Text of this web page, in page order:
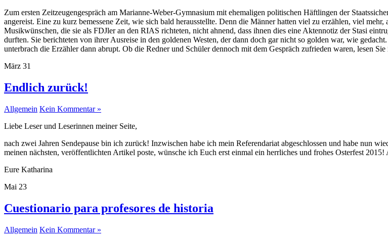
Zum ersten Zeitzeugengespräch am Marianne-Weber-Gymnasium mit ehemaligen politischen Häftlingen der
angereist. Eine zu kurz bemessene Zeit, wie sich bald herausstellte. Denn die Männer hatten viel zu erzählen, viel
Musikwünschen, die sie als FDJler an den RIAS richteten, nicht ahnend, dass ihnen dies eine Aktennotiz der Stasi
durften. Sie berichteten von ihrer Ausreise in den goldenen Westen, der dann doch gar nicht so golden war, wie
unterbrach die Erzähler dann abrupt. Ob die Redner und Schüler dennoch mit dem Gespräch zufrieden waren, lesen Sie
März 31
Endlich zurück!
Allgemein Kein Kommentar »
Liebe Leser und Leserinnen meiner Seite,
nach zwei Jahren Sendepause bin ich zurück! Inzwischen habe ich mein Referendariat abgeschlossen und habe nun
meinen nächsten, veröffentlichten Artikel poste, wünsche ich Euch erst einmal ein herrliches und frohes Osterfest
Eure Katharina
Mai 23
Cuestionario para profesores de historia
Allgemein Kein Kommentar »